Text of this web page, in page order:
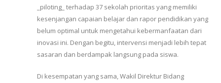
_piloting_ terhadap 37 sekolah prioritas yang memiliki
kesenjangan capaian belajar dan rapor pendidikan yang
belum optimal untuk mengetahui kebermanfaatan dari
inovasi ini. Dengan begitu, intervensi menjadi lebih tepat
sasaran dan berdampak langsung pada siswa.
Di kesempatan yang sama, Wakil Direktur Bidang